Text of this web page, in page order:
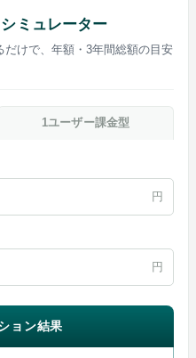
ミュレーター
けで、年額・3年間総額の目安
1ユーザー課金型
円
円
ョン結果